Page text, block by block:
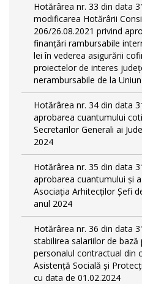
Hotărârea nr. 33 din data
modificarea Hotărârii
206/26.08.2021 privind
finanțări rambursabile
lei în vederea asigurării
proiectelor de interes
nerambursabile de la
Hotărârea nr. 34 din data
aprobarea cuantumului
Secretarilor Generali ai
2024
Hotărârea nr. 35 din data
aprobarea cuantumului și
Asociația Arhitecților Șefi
anul 2024
Hotărârea nr. 36 din data
stabilirea salariilor de
personalul contractual din
Asistență Socială și
cu data de 01.02.2024